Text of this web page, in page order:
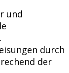
und
durch
der